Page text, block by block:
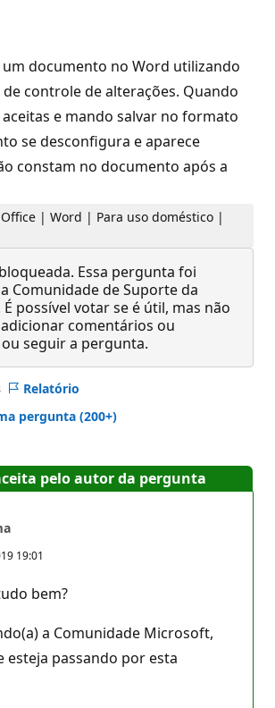
um documento no Word utilizando
controle de alterações. Quando
e mando salvar no formato
se desconfigura e aparece
constam no documento após a
| Word | Para uso doméstico |
Essa pergunta foi
Comunidade de Suporte da
possível votar se é útil, mas não
comentários ou
seguir a pergunta.
Relatório
pergunta (200+)
pelo autor da pergunta
19:01
bem?
a Comunidade Microsoft,
esteja passando por esta